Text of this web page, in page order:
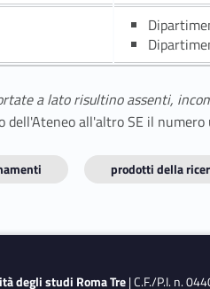
a lato risultino assenti,
dell'Ateneo all'altro SE il
prodotti della
degli studi Roma Tre| C.F./P.I. n.